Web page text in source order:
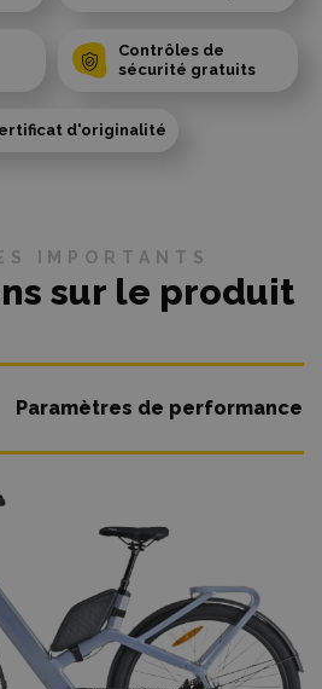
Contrôles de
sécurité gratuits
d'originalité
IMPORTANTS
sur le produit
Paramètres de performance